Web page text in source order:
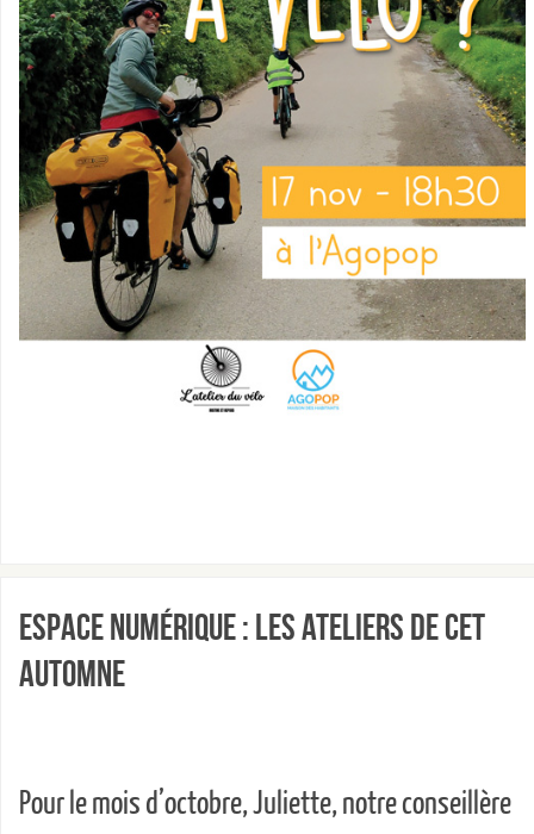
Espace Numérique : les ateliers de cet
automne
Pour le mois d’octobre, Juliette, notre conseillère